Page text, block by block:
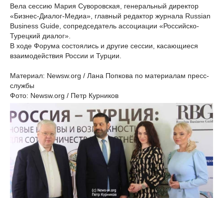
Вела сессию Мария Суворовская, генеральный директор
«Бизнес-Диалог-Медиа», главный редактор журнала Russian
Business Guide, сопредседатель ассоциации «Российско-
Турецкий диалог».
В ходе Форума состоялись и другие сессии, касающиеся
взаимодействия России и Турции.
Материал: Newsw.org / Лана Попкова по материалам пресс-
службы
Фото: Newsw.org / Петр Курников